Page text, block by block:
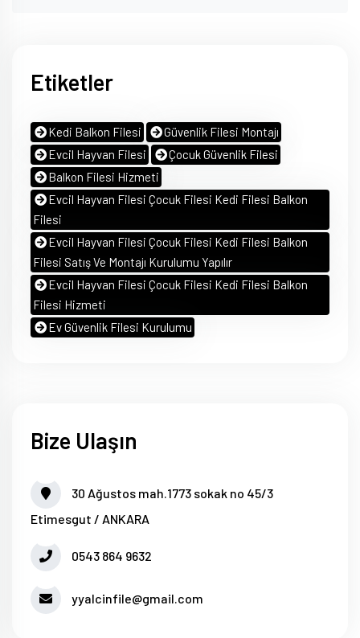
Etiketler
Kedi Balkon Filesi
Güvenlik Filesi Montajı
Evcil Hayvan Filesi
Çocuk Güvenlik Filesi
Balkon Filesi Hizmeti
Evcil Hayvan Filesi Çocuk Filesi Kedi Filesi Balkon
Filesi
Evcil Hayvan Filesi Çocuk Filesi Kedi Filesi Balkon
Filesi Satış Ve Montajı Kurulumu Yapılır
Evcil Hayvan Filesi Çocuk Filesi Kedi Filesi Balkon
Filesi Hizmeti
Ev Güvenlik Filesi Kurulumu
Bize Ulaşın
30 Ağustos mah.1773 sokak no 45/3
Etimesgut / ANKARA
0543 864 9632
yyalcinfile@gmail.com